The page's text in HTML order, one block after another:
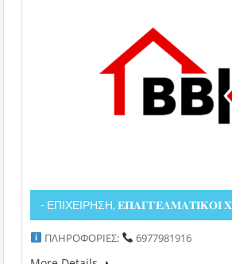
- ΕΠΙΧΕΙΡΗΣΗ, 𝚬𝚷𝚨𝚪𝚪𝚬𝚲𝚳𝚨𝚻𝚰𝚱𝚶𝚰
ΠΛΗΡΟΦΟΡΙΕΣ: 6977981916